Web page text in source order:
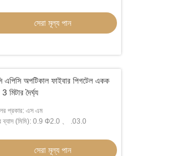
সেরা মূল্য পান
এপিসি অপটিকাল ফাইবার পিগটেল একক
মিটার দৈর্ঘ্য
প্রকার: এস এম
ব্যাস (মিমি): 0.9 Ф2.0 、 .03.0
সেরা মূল্য পান